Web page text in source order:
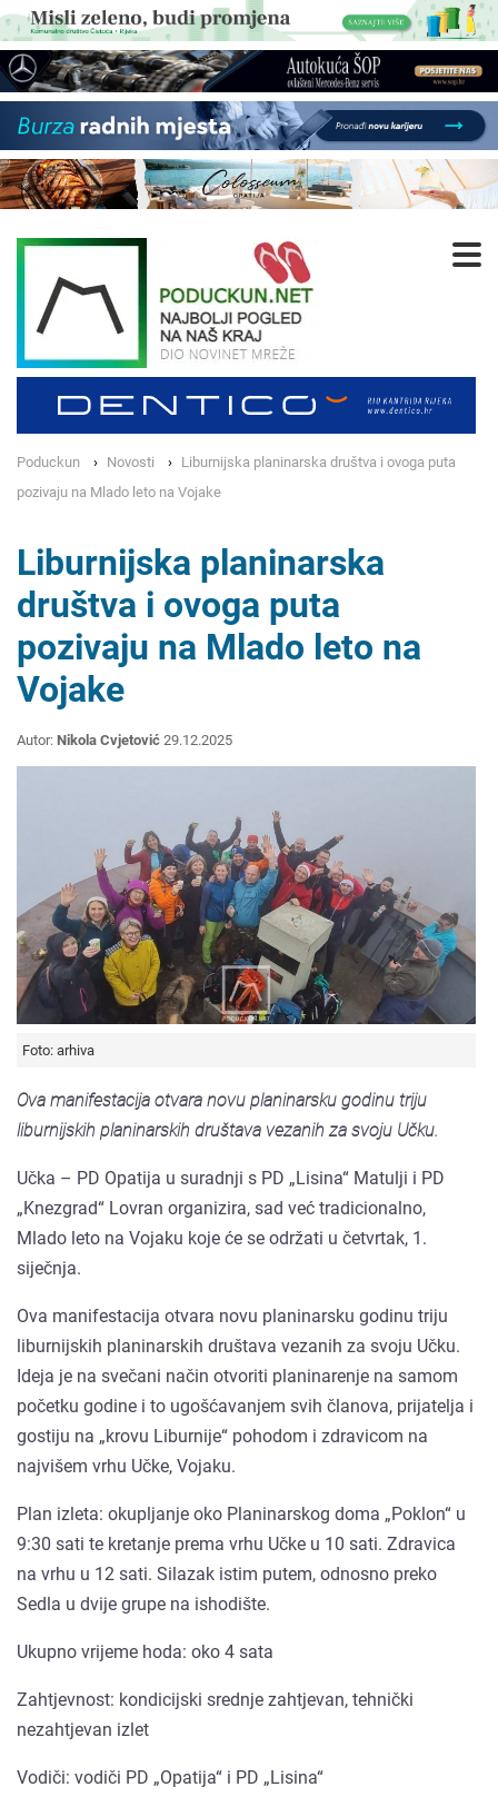
Poduckun Novosti
Liburnijska planinarska društva i ovoga puta
pozivaju na Mlado leto na Vojake
Liburnijska planinarska
društva i ovoga puta
pozivaju na Mlado leto na
Vojake
Autor: Nikola Cvjetović 29.12.2025
Foto: arhiva
Ova manifestacija otvara novu planinarsku godinu triju
liburnijskih planinarskih društava vezanih za svoju Učku.
Učka – PD Opatija u suradnji s PD „Lisina“ Matulji i PD
„Knezgrad“ Lovran organizira, sad već tradicionalno,
Mlado leto na Vojaku koje će se održati u četvrtak, 1.
siječnja.
Ova manifestacija otvara novu planinarsku godinu triju
liburnijskih planinarskih društava vezanih za svoju Učku.
Ideja je na svečani način otvoriti planinarenje na samom
početku godine i to ugošćavanjem svih članova, prijatelja i
gostiju na „krovu Liburnije“ pohodom i zdravicom na
najvišem vrhu Učke, Vojaku.
Plan izleta: okupljanje oko Planinarskog doma „Poklon“ u
9:30 sati te kretanje prema vrhu Učke u 10 sati. Zdravica
na vrhu u 12 sati. Silazak istim putem, odnosno preko
Sedla u dvije grupe na ishodište.
Ukupno vrijeme hoda: oko 4 sata
Zahtjevnost: kondicijski srednje zahtjevan, tehnički
nezahtjevan izlet
Vodiči: vodiči PD „Opatija“ i PD „Lisina“